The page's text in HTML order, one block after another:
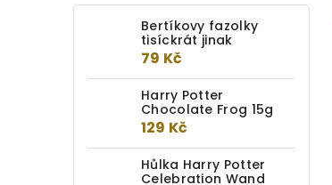
Bertíkovy fazolky
tisíckrát jinak
79 Kč
Harry Potter
Chocolate Frog 15g
129 Kč
Hůlka Harry Potter
Celebration Wand